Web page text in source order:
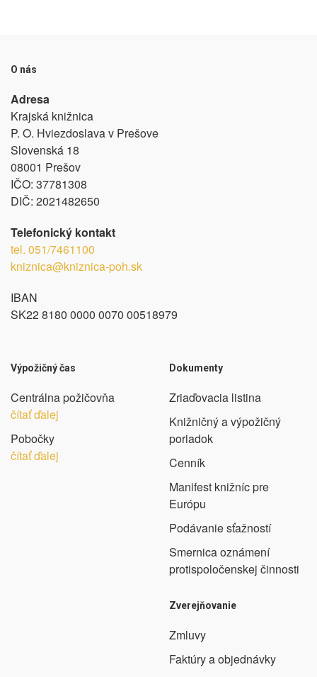
O nás
Adresa
Krajská knižnica
P. O. Hviezdoslava v Prešove
Slovenská 18
08001 Prešov
IČO: 37781308
DIČ: 2021482650
Telefonický kontakt
tel. 051/7461100
kniznica@kniznica-poh.sk
IBAN
SK22 8180 0000 0070 00518979
Výpožičný čas
Centrálna požičovňa
čítať ďalej
Pobočky
čítať ďalej
Dokumenty
Zriaďovacia listina
Knižničný a výpožičný
poriadok
Cenník
Manifest knižníc pre
Európu
Podávanie sťažností
Smernica oznámení
protispoločenskej činnosti
Zverejňovanie
Zmluvy
Faktúry a objednávky